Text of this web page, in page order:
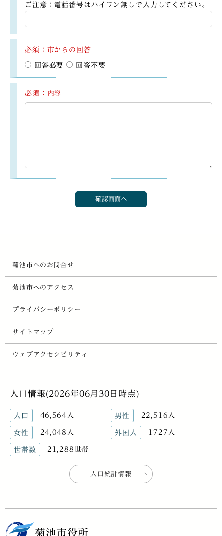
ご注意：電話番号はハイフン無しで入力してください。
必須：市からの回答
回答必要 回答不要
必須：内容
菊池市へのお問合せ
菊池市へのアクセス
プライバシーポリシー
サイトマップ
ウェブアクセシビリティ
人口情報(2026年06月30日時点)
人口 46,564人 男性 22,516人
女性 24,048人 外国人 1727人
世帯数 21,288世帯
人口統計情報
菊池市役所